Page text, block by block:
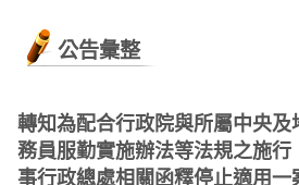
公告彙整
轉知為配合行政院與所屬中央
務員服勤實施辦法等法規之施
事行政總處相關函釋停止適用一